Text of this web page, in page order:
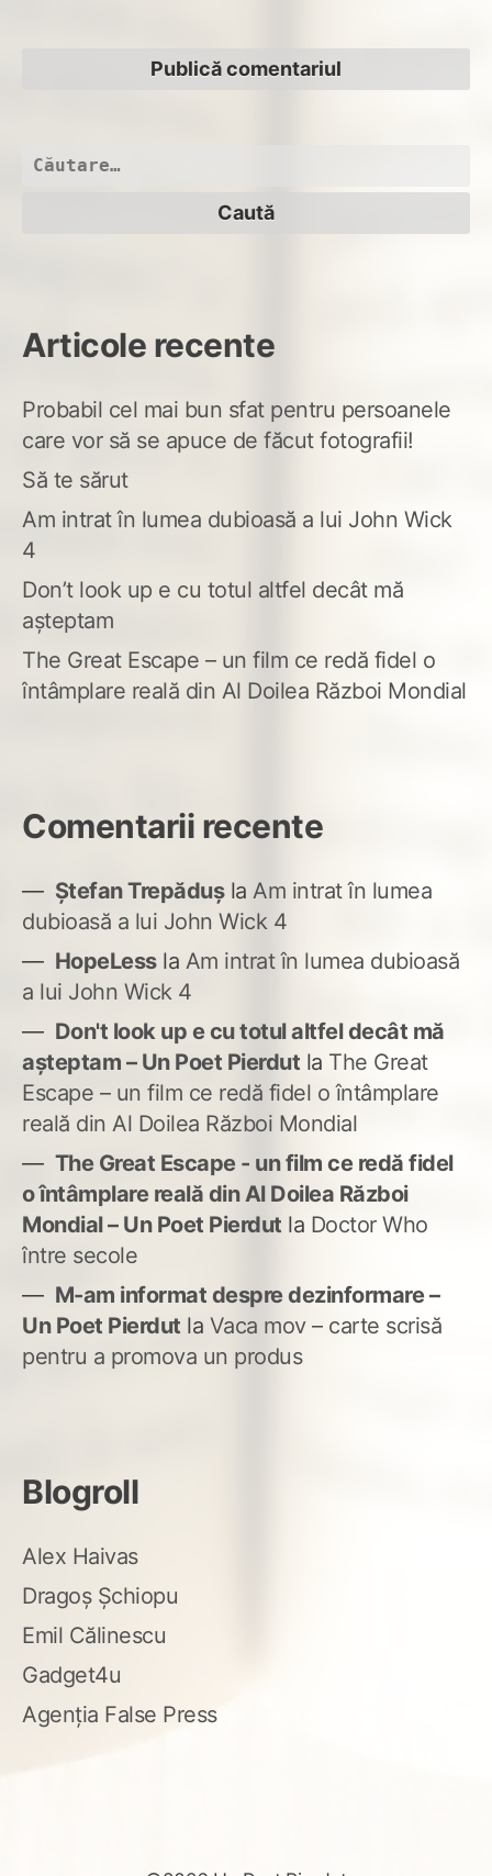
Caută
Articole recente
Probabil cel mai bun sfat pentru persoanele
care vor să se apuce de făcut fotografii!
Să te sărut
Am intrat în lumea dubioasă a lui John Wick
4
Don’t look up e cu totul altfel decât mă
așteptam
The Great Escape – un film ce redă fidel o
întâmplare reală din Al Doilea Război Mondial
Comentarii recente
Ștefan Trepădușla Am intrat în lumea
dubioasă a lui John Wick 4
HopeLessla Am intrat în lumea dubioasă
a lui John Wick 4
Don't look up e cu totul altfel decât mă
așteptam – Un Poet Pierdut la The Great
Escape – un film ce redă fidel o întâmplare
reală din Al Doilea Război Mondial
The Great Escape - un film ce redă fidel
o întâmplare reală din Al Doilea Război
Mondial – Un Poet Pierdut la Doctor Who
între secole
M-am informat despre dezinformare –
Un Poet Pierdut la Vaca mov – carte scrisă
pentru a promova un produs
Blogroll
Alex Haivas
Dragoș Șchiopu
Emil Călinescu
Gadget4u
Agenția False Press